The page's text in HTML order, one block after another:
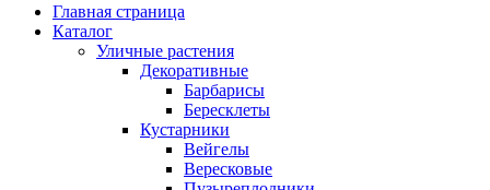
Главная страница
Каталог
Уличные растения
Декоративные
Барбарисы
Бересклеты
Кустарники
Вейгелы
Вересковые